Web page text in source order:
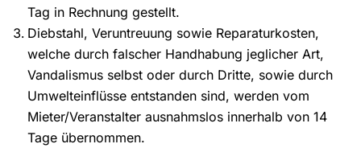
Tag in Rechnung gestellt.
Diebstahl, Veruntreuung sowie Reparaturkosten,
welche durch falscher Handhabung jeglicher Art,
Vandalismus selbst oder durch Dritte, sowie durch
Umwelteinflüsse entstanden sind, werden vom
Mieter/Veranstalter ausnahmslos innerhalb von 14
Tage übernommen.